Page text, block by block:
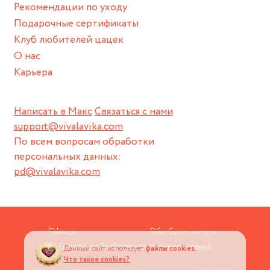
пока не носите украшение на себе.
Написать в МаксСвязаться с нами
support@vivalavika.com
По всем вопросам обработки
персональных данных:
pd@vivalavika.com
Рекомендации по уходу
Подарочные сертификаты
Клуб любителей цацек
О нас
Карьера
Оферта
Обработка данных
Политика обработки персональных данных
Данный сайт используетфайлы cookies.
Что такое cookies?